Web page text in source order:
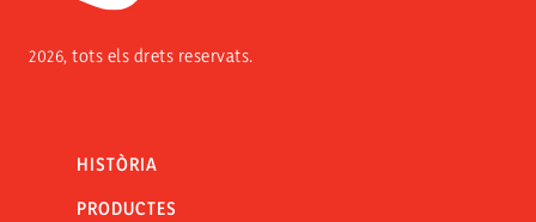
2026, tots els drets reservats.
HISTÒRIA
PRODUCTES